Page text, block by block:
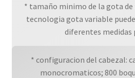
* tamaño minimo de la gota
tecnologia gota variable
diferentes medidas
* configuracion del cabezal:
monocromaticos; 800